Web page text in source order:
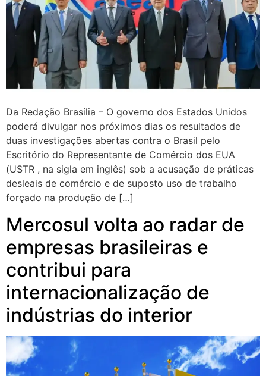
Da Redação Brasília – O governo dos Estados Unidos
poderá divulgar nos próximos dias os resultados de
duas investigações abertas contra o Brasil pelo
Escritório do Representante de Comércio dos EUA
(USTR , na sigla em inglês) sob a acusação de práticas
desleais de comércio e de suposto uso de trabalho
forçado na produção de […]
Mercosul volta ao radar de
empresas brasileiras e
contribui para
internacionalização de
indústrias do interior